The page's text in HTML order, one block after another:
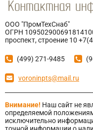
ООО "ПромТехСнаб"
ОГРН
проспект, строение 10
(499) 271-9485
voroninpts@mail.ru
Внимание! Наш сайт не
определяемой
исключительно